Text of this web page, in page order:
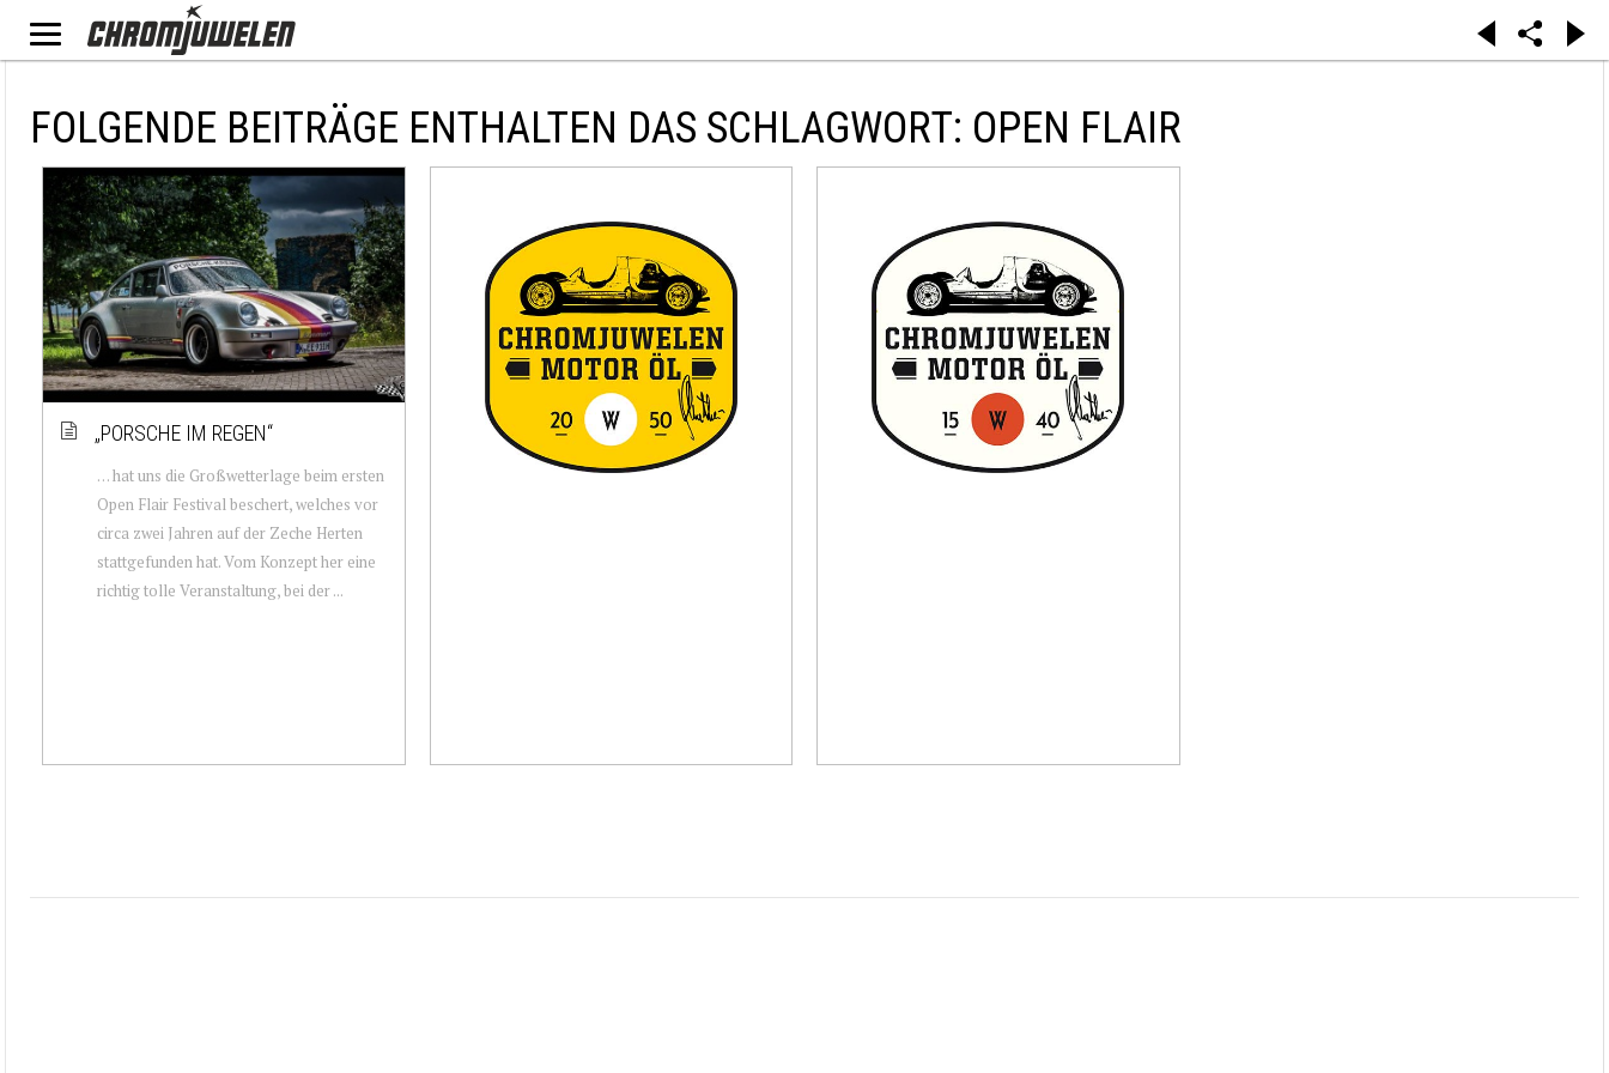
FOLGENDE BEITRÄGE ENTHALTEN DAS SCHLAGWORT: OPEN FLAIR
„PORSCHE IM REGEN“
… hat uns die Großwetterlage beim ersten
Open Flair Festival beschert, welches vor
circa zwei Jahren auf der Zeche Herten
stattgefunden hat. Vom Konzept her eine
richtig tolle Veranstaltung, bei der ...